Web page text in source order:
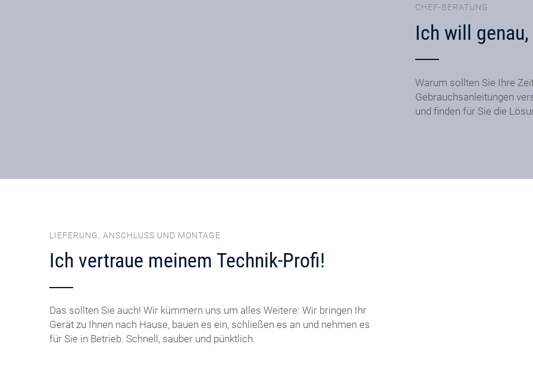
CHEF-BERATUNG
Ich will
Warum sollten Sie Ihre
Gebrauchsanleitungen
und finden für Sie die
LIEFERUNG, ANSCHLUSS UND MONTAGE
Ich vertraue meinem Technik-Profi!
Das sollten Sie auch! Wir kümmern uns um alles Weitere: Wir bringen Ihr
Gerät zu Ihnen nach Hause, bauen es ein, schließen es an und nehmen es
für Sie in Betrieb. Schnell, sauber und pünktlich.